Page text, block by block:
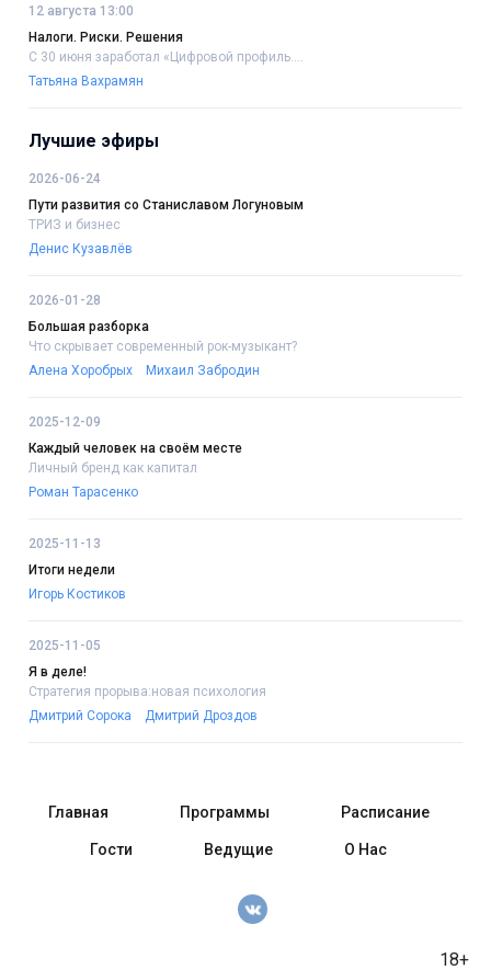
12 августа 13:00
Налоги. Риски. Решения
С 30 июня заработал «Цифровой профиль....
Татьяна Вахрамян
Лучшие эфиры
2026-06-24
Пути развития со Станиславом Логуновым
ТРИЗ и бизнес
Денис Кузавлёв
2026-01-28
Большая разборка
Что скрывает современный рок-музыкант?
Алена Хоробрых
Михаил Забродин
2025-12-09
Каждый человек на своём месте
Личный бренд как капитал
Роман Тарасенко
2025-11-13
Итоги недели
Игорь Костиков
2025-11-05
Я в деле!
Стратегия прорыва:новая психология
Дмитрий Сорока
Дмитрий Дроздов
18+
Главная Программы Расписание
Гости Ведущие О Нас